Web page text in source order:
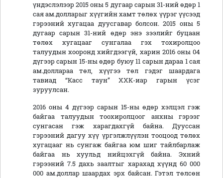
үндэслэлээр 2015 оны 5 дугаар сарын 31-ний өдөр 1
сая ам.долларыг хүүгийн хамт төлөх үүрэг үүсээд
гэрээний хугацаа дуусгавар болсон. 2015 оны 5
дугаар сарын 31-ний өдөр энэ зээлийг буцаан
төлөх хугацааг сунгалаа гэх тохиролцоо
талуудын хооронд хийгдээгүй, харин 2016 оны 04
дүгээр сарын 15-ны өдөр буюу 11 сарын дараа 1 сая
ам.доллараа төл, хүүгээ төл гэдэг шаардага
тавиад “Касс таун” ХХК-иар гарын үсэг
зуруулсан.
2016 оны 4 дүгээр сарын 15-ны өдөр хэлцэл гэж
байгаа талуудын тоохиролцоог анхны гэрээг
сунгасан гэж харагдахгүй байна. Дууссан
гэрээний дагуу хүү үргэлжлүүлэн тооцоод төлөх
хугацааг нь сунгаж байгаа юм шиг тайлбарлаж
байгаа нь хуульд нийцэхгүй байна. Эхний
гэрээний 7.5 дахь заалтыг харахад хүүнд 60 000
000 ам.доллар шаардах эрх байсан. Гэтэл төлсөн